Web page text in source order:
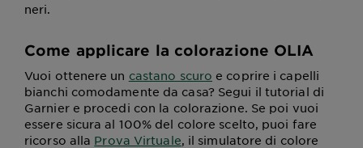
neri.
Come applicare la colorazione OLIA
Vuoi ottenere un castano scuro e coprire i capelli
bianchi comodamente da casa? Segui il tutorial di
Garnier e procedi con la colorazione. Se poi vuoi
essere sicura al 100% del colore scelto, puoi fare
ricorso alla Prova Virtuale, il simulatore di colore